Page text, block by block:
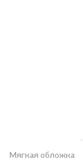
Мягкая обложка